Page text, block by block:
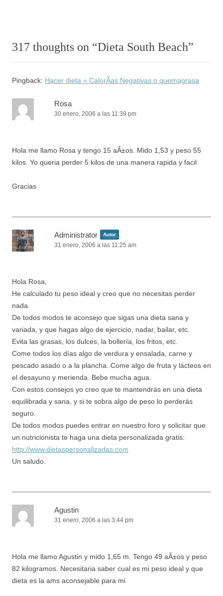
317 thoughts on “Dieta South Beach”
Pingback: Hacer dieta » CalorÃ­as Negativas o quemagrasa
Rosa
30 enero, 2006 a las 11:39 pm
Hola me llamo Rosa y tengo 15 aÃ±os. Mido 1,53 y peso 55
kilos. Yo queria perder 5 kilos de una manera rapida y facil
Gracias
Administrator Autor
31 enero, 2006 a las 11:25 am
Hola Rosa,
He calculado tu peso ideal y creo que no necesitas perder
nada.
De todos modos te aconsejo que sigas una dieta sana y
variada, y que hagas algo de ejercicio, nadar, bailar, etc.
Evita las grasas, los dulces, la bollería, los fritos, etc.
Come todos los días algo de verdura y ensalada, carne y
pescado asado o a la plancha. Come algo de fruta y lácteos en
el desayuno y merienda. Bebe mucha agua.
Con estos consejos yo creo que te mantendrás en una dieta
equilibrada y sana, y si te sobra algo de peso lo perderás
seguro.
De todos modos puedes entrar en nuestro foro y solicitar que
un nutricionista te haga una dieta personalizada gratis:
http://www.dietaspersonalizadas.com
Un saludo.
Agustin
31 enero, 2006 a las 3:44 pm
Hola me llamo Agustin y mido 1,65 m. Tengo 49 aÃ±os y peso
82 kilogramos. Necesitaria saber cual es mi peso ideal y que
dieta es la ams aconsejable para mi